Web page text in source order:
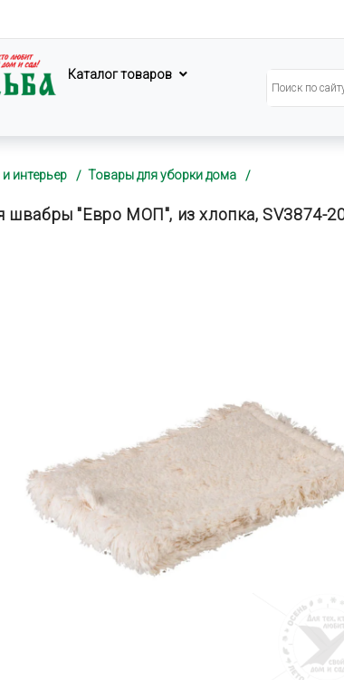
Каталог товаров
интерьер Товары для уборки дома
швабры "Евро МОП", из хлопка, SV3874-